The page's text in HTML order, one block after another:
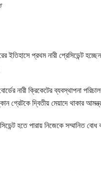
ইতিহাসে প্রথম নারী প্রেসিডেন্ট
নারী ক্রিকেটের ব্যবস্থাপনা
গ্রেটকে দ্বিতীয় মেয়াদে থাকার
হতে পারায় নিজেকে সম্মানিত বোধ